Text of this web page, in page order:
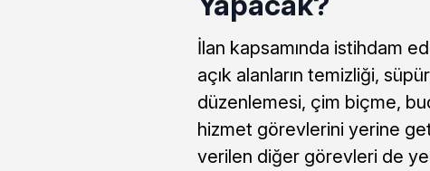
İlan kapsamında istihdam
açık alanların temizliği,
düzenlemesi, çim biçme,
hizmet görevlerini yerine
verilen diğer görevleri de